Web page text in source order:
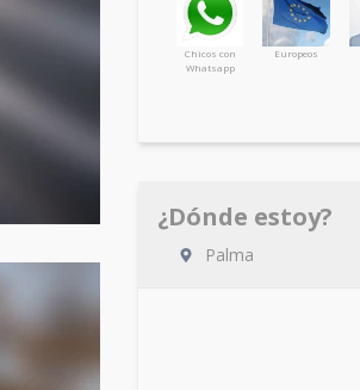
Chicos con
Whatsapp
Europeos
¿Dónde estoy?
Palma